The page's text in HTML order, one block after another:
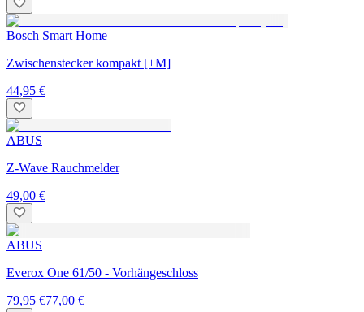
Bosch Smart Home
Zwischenstecker kompakt [+M]
44,95 €
ABUS
Z-Wave Rauchmelder
49,00 €
ABUS
Everox One 61/50 - Vorhängeschloss
79,95 €77,00 €